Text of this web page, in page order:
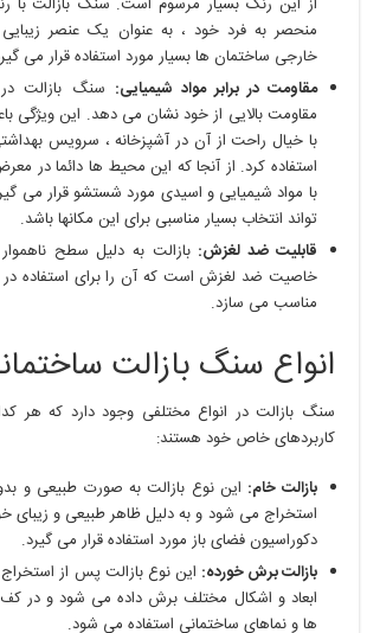
منحصر به فرد خود ، به عنوان یک عنصر
خارجی ساختمان ‌ها بسیار مورد استفاده قرار می
مقاومت در برابر مواد شیمیایی: سنگ بازالت در
مقاومت بالایی از خود نشان می دهد. این ویژگی
با خیال راحت از آن در آشپزخانه ، سرویس
استفاده کرد. از آنجا که این محیط ها دائما در
با مواد شیمیایی و اسیدی مورد شستشو قرار می
تواند انتخاب بسیار مناسبی برای این مکانها باشد.
قابلیت ضد لغزش: بازالت به دلیل سطح
خاصیت ضد لغزش است که آن را برای استفاده
مناسب می ‌سازد.
انواع سنگ بازالت
سنگ بازالت در انواع مختلفی وجود دارد که هر
کاربردهای خاص خود هستند:
بازالت خام: این نوع بازالت به صورت طبیعی و
استخراج می ‌شود و به دلیل ظاهر طبیعی و زیبای
دکوراسیون فضای باز مورد استفاده قرار می ‌گیرد.
بازالت برش خورده: این نوع بازالت پس از
ابعاد و اشکال مختلف برش داده می ‌شود و در
ها و نماهای ساختمانی استفاده می ‌شود.